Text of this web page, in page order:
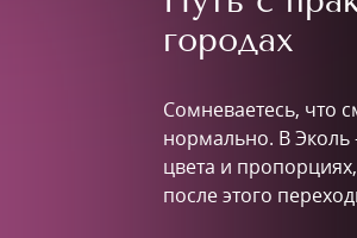
городах
Сомневаетесь, что
нормально. В Эколь
цвета и
после этого